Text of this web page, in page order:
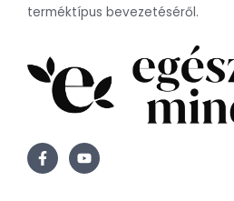
terméktípus bevezetéséről.